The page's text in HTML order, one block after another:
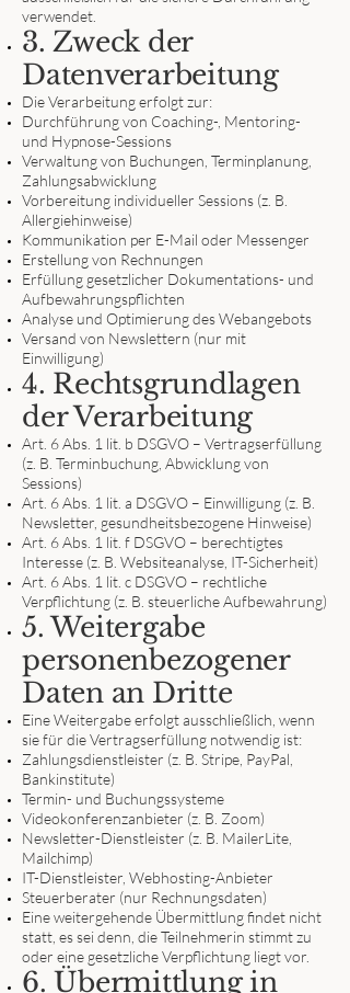
verwendet.
3. Zweck der
Datenverarbeitung
Die Verarbeitung erfolgt zur:
Durchführung von Coaching-, Mentoring-
und Hypnose-Sessions
Verwaltung von Buchungen, Terminplanung,
Zahlungsabwicklung
Vorbereitung individueller Sessions (z. B.
Allergiehinweise)
Kommunikation per E-Mail oder Messenger
Erstellung von Rechnungen
Erfüllung gesetzlicher Dokumentations- und
Aufbewahrungspflichten
Analyse und Optimierung des Webangebots
Versand von Newslettern (nur mit
Einwilligung)
4. Rechtsgrundlagen
der Verarbeitung
Art. 6 Abs. 1 lit. b DSGVO – Vertragserfüllung
(z. B. Terminbuchung, Abwicklung von
Sessions)
Art. 6 Abs. 1 lit. a DSGVO – Einwilligung (z. B.
Newsletter, gesundheitsbezogene Hinweise)
Art. 6 Abs. 1 lit. f DSGVO – berechtigtes
Interesse (z. B. Websiteanalyse, IT-Sicherheit)
Art. 6 Abs. 1 lit. c DSGVO – rechtliche
Verpflichtung (z. B. steuerliche Aufbewahrung)
5. Weitergabe
personenbezogener
Daten an Dritte
Eine Weitergabe erfolgt ausschließlich, wenn
sie für die Vertragserfüllung notwendig ist:
Zahlungsdienstleister (z. B. Stripe, PayPal,
Bankinstitute)
Termin- und Buchungssysteme
Videokonferenzanbieter (z. B. Zoom)
Newsletter-Dienstleister (z. B. MailerLite,
Mailchimp)
IT-Dienstleister, Webhosting-Anbieter
Steuerberater (nur Rechnungsdaten)
Eine weitergehende Übermittlung findet nicht
statt, es sei denn, die Teilnehmerin stimmt zu
oder eine gesetzliche Verpflichtung liegt vor.
6. Übermittlung in